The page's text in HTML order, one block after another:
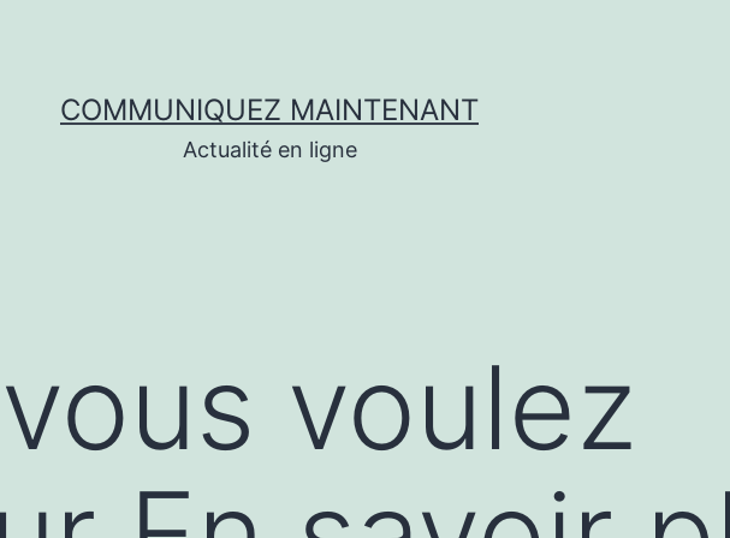
COMMUNIQUEZ MAINTENANT
Actualité en ligne
voulez